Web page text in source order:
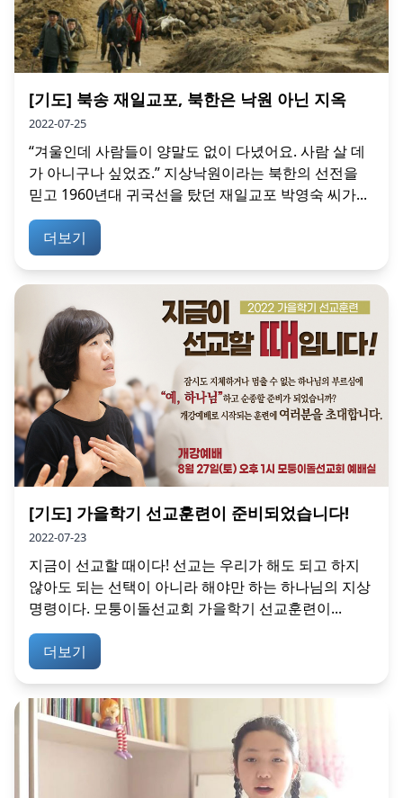
[기도] 북송 재일교포, 북한은 낙원 아닌 지옥
2022-07-25
“겨울인데 사람들이 양말도 없이 다녔어요. 사람 살 데
가 아니구나 싶었죠.” 지상낙원이라는 북한의 선전을
믿고 1960년대 귀국선을 탔던 재일교포 박영숙 씨가...
더보기
[기도] 가을학기 선교훈련이 준비되었습니다!
2022-07-23
지금이 선교할 때이다! 선교는 우리가 해도 되고 하지
않아도 되는 선택이 아니라 해야만 하는 하나님의 지상
명령이다. 모퉁이돌선교회 가을학기 선교훈련이...
더보기